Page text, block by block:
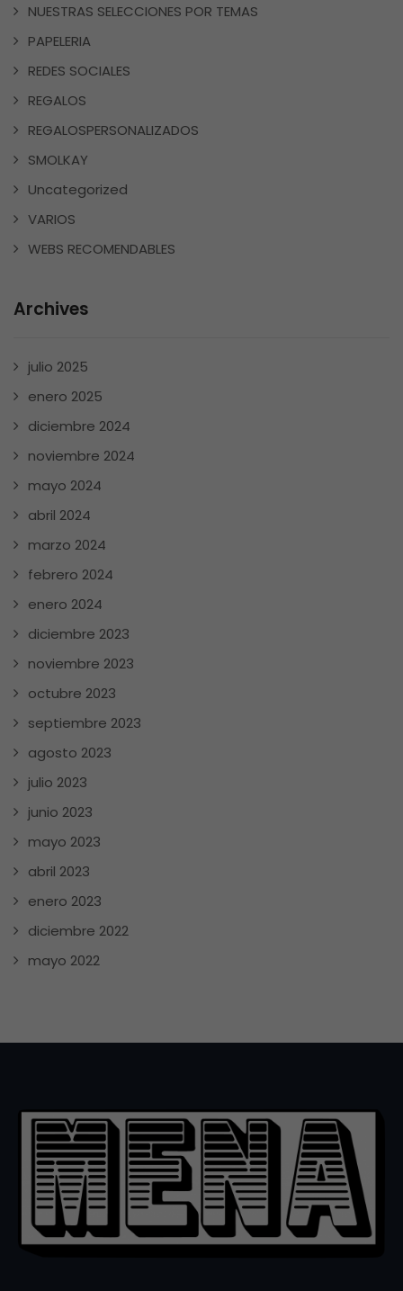
NUESTRAS SELECCIONES POR TEMAS
PAPELERIA
REDES SOCIALES
REGALOS
REGALOSPERSONALIZADOS
SMOLKAY
Uncategorized
VARIOS
WEBS RECOMENDABLES
Archives
julio 2025
enero 2025
diciembre 2024
noviembre 2024
mayo 2024
abril 2024
marzo 2024
febrero 2024
enero 2024
diciembre 2023
noviembre 2023
octubre 2023
septiembre 2023
agosto 2023
julio 2023
junio 2023
mayo 2023
abril 2023
enero 2023
diciembre 2022
mayo 2022